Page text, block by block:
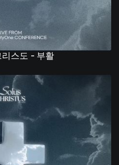
스도 - 부활